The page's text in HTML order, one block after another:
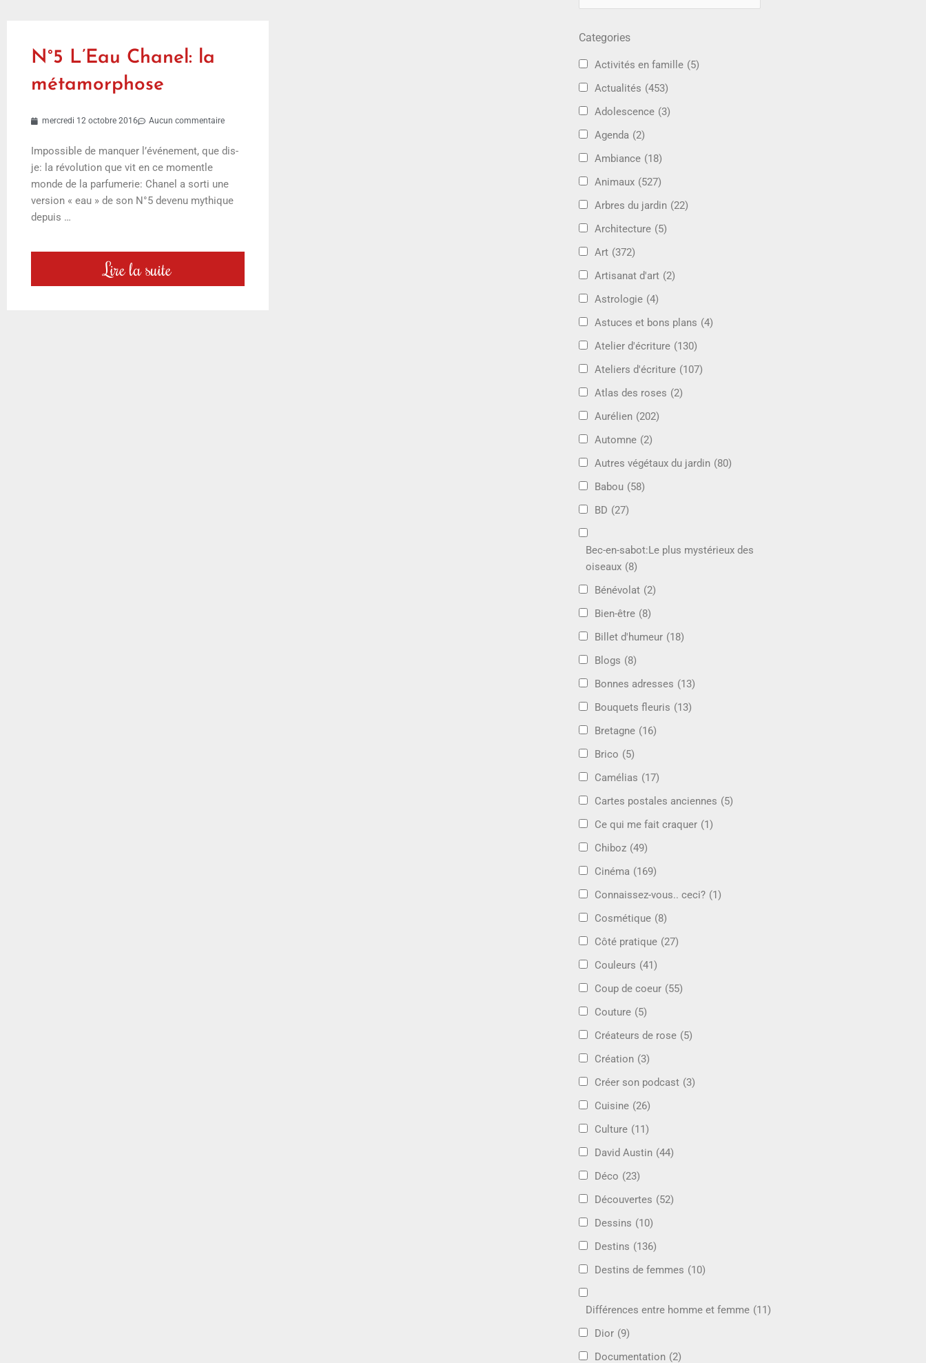
N°5 L’Eau Chanel: la
métamorphose
mercredi 12 octobre 2016 Aucun commentaire
Impossible de manquer l’événement, que dis-
je: la révolution que vit en ce momentle
monde de la parfumerie: Chanel a sorti une
version « eau » de son N°5 devenu mythique
depuis …
Lire la suite
Categories
Activités en famille (5)
Actualités (453)
Adolescence (3)
Agenda (2)
Ambiance (18)
Animaux (527)
Arbres du jardin (22)
Architecture (5)
Art (372)
Artisanat d'art (2)
Astrologie (4)
Astuces et bons plans (4)
Atelier d'écriture (130)
Ateliers d'écriture (107)
Atlas des roses (2)
Aurélien (202)
Automne (2)
Autres végétaux du jardin (80)
Babou (58)
BD (27)
Bec-en-sabot:Le plus mystérieux des
oiseaux (8)
Bénévolat (2)
Bien-être (8)
Billet d'humeur (18)
Blogs (8)
Bonnes adresses (13)
Bouquets fleuris (13)
Bretagne (16)
Brico (5)
Camélias (17)
Cartes postales anciennes (5)
Ce qui me fait craquer (1)
Chiboz (49)
Cinéma (169)
Connaissez-vous.. ceci? (1)
Cosmétique (8)
Côté pratique (27)
Couleurs (41)
Coup de coeur (55)
Couture (5)
Créateurs de rose (5)
Création (3)
Créer son podcast (3)
Cuisine (26)
Culture (11)
David Austin (44)
Déco (23)
Découvertes (52)
Dessins (10)
Destins (136)
Destins de femmes (10)
Différences entre homme et femme (11)
Dior (9)
Documentation (2)